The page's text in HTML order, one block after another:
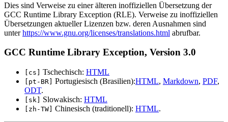
Dies sind Verweise zu einer älteren inoffiziellen Übersetzung der
GCC Runtime Library Exception (RLE). Verweise zu inoffiziellen
Übersetzungen aktueller Lizenzen bzw. deren Ausnahmen sind
unterhttps://www.gnu.org/licenses/translations.html abrufbar.
GCC Runtime Library Exception, Version 3.0
[cs] Tschechisch: HTML
[pt-BR] Portugiesisch (Brasilien):HTML, Markdown, PDF,
ODT.
[sk] Slowakisch: HTML
[zh-TW] Chinesisch (traditionell): HTML.